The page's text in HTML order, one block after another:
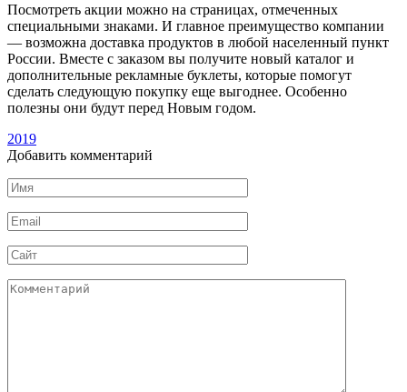
Посмотреть акции можно на страницах, отмеченных
специальными знаками. И главное преимущество компании
— возможна доставка продуктов в любой населенный пункт
России. Вместе с заказом вы получите новый каталог и
дополнительные рекламные буклеты, которые помогут
сделать следующую покупку еще выгоднее. Особенно
полезны они будут перед Новым годом.
2019
Добавить комментарий
Имя
*
Email
*
Сайт
Комментарий